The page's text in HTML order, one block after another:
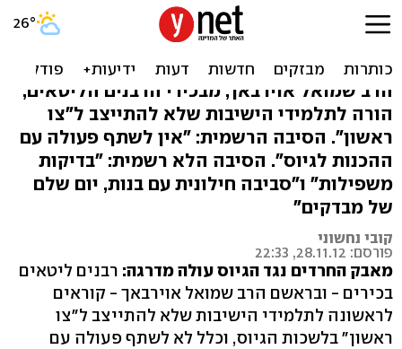
בגלל בדיקת אשכים: רבנים
ליטאים נגד 'צו ראשון'
הרב שמואל אוירבאך, מבכירי הרבנים הליטאים,
הורה לתלמידי הישיבות שלא להתייצב ל"צו
ראשון". הסיבה הרשמית: "אין לשתף פעולה עם
ההכנות לגיוס". הסיבה הלא רשמית: "בדיקות
משפילות" ו"סביבה חילונית עם בנות, יום שלם
של מבדקים"
קובי נחשוני
פורסם: 28.11.12, 22:33
מאבק החרדים נגד הגיוס עולה מדרגה: רבנים ליטאים
בכירים - ובראשם הרב שמואל אוירבאך - קוראים
לראשונה לתלמידי הישיבות שלא להתייצב ל"צו
ראשון" בלשכות הגיוס, וכלל לא לשתף פעולה עם